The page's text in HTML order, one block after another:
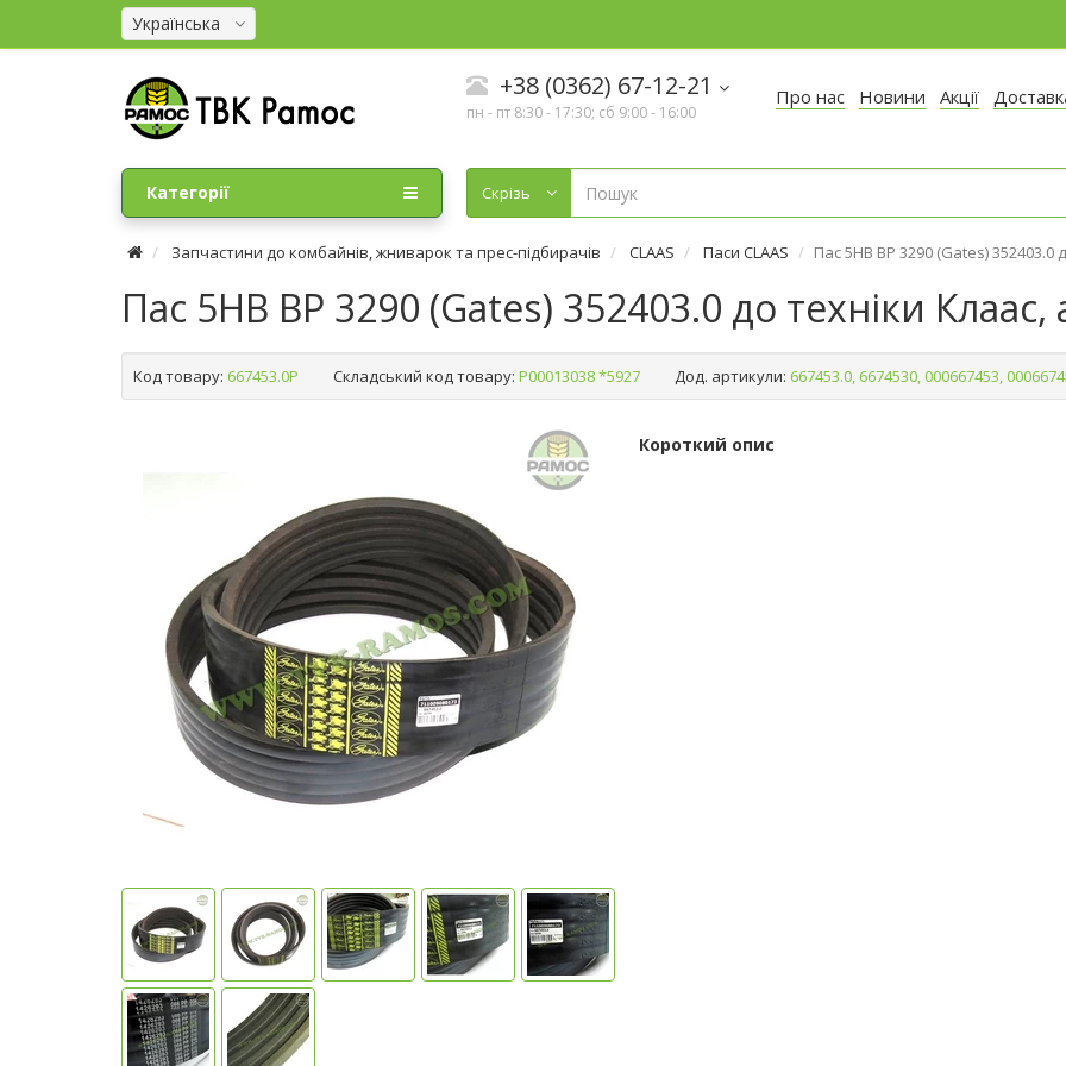
Українська
+38 (0362) 67-12-21
пн - пт 8:30 - 17:30; сб 9:00 - 16:00
Про нас Новини Акції
Cкрізь
Категорії
Запчастини до комбайнів, жниварок та прес-підбирачів CLAAS Паси CLAAS Пас 5HB BP 3290 (Gates) 352403.0
Пас 5HB BP 3290 (Gates) 352403.0 до техніки
Код товару: 667453.0P Складський код товару: Р00013038 *5927 Дод. артикули: 667453.0, 6674530, 000667453,
Короткий опис